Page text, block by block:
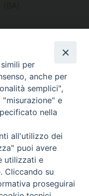
(BA)
per
anche per
semplici",
e
nella
all'utilizzo dei
puoi avere
utilizzati e
Cliccando su
proseguirai